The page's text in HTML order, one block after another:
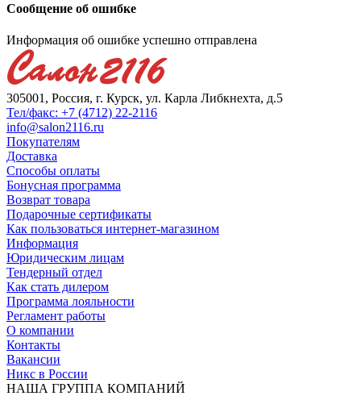
Сообщение об ошибке
Информация об ошибке успешно отправлена
305001, Россия, г. Курск, ул. Карла Либкнехта, д.5
Тел/факс: +7 (4712) 22-2116
info@salon2116.ru
Покупателям
Доставка
Способы оплаты
Бонусная программа
Возврат товара
Подарочные сертификаты
Как пользоваться интернет-магазином
Информация
Юридическим лицам
Тендерный отдел
Как стать дилером
Программа лояльности
Регламент работы
О компании
Контакты
Вакансии
Никс в России
НАША ГРУППА КОМПАНИЙ